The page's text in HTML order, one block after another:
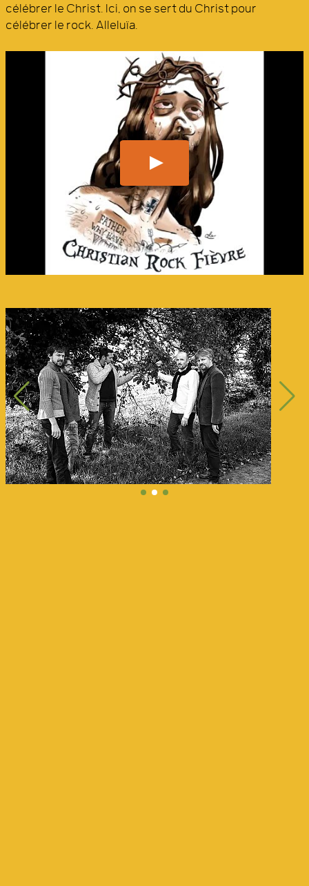
célébrer le Christ. Ici, on se sert du Christ pour
célébrer le rock. Alleluïa.